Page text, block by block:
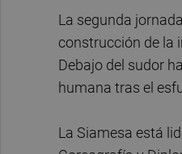
La segunda
construcción de la
Debajo del sudor
humana tras el
La Siamesa está